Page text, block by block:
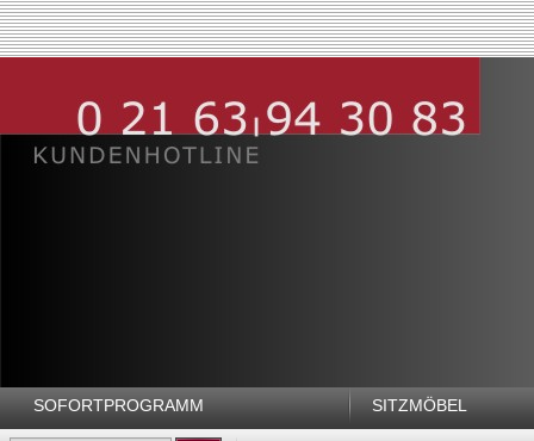
SOFORTPROGRAMM SITZMÖBEL